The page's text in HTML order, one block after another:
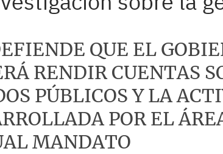
QUE EL
RENDIR CUENTAS
PÚBLICOS Y LA
POR EL
MANDATO